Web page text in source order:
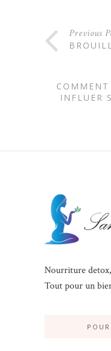
Previous
INFLUER
Nourriture
Tout pour un